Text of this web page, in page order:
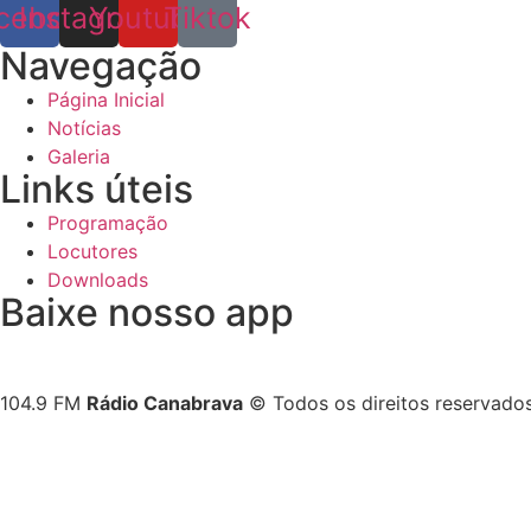
Instagram
YoutubeTiktok
Navegação
Página Inicial
Notícias
Galeria
Links úteis
Programação
Locutores
Downloads
Baixe nosso app
104.9 FM Rádio Canabrava © Todos os direitos